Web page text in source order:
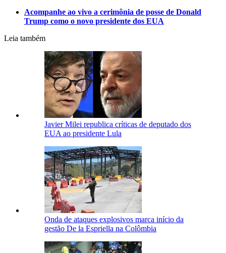
Acompanhe ao vivo a cerimônia de posse de Donald
Trump como o novo presidente dos EUA
Leia também
Javier Milei republica críticas de deputado dos
EUA ao presidente Lula
Onda de ataques explosivos marca início da
gestão De la Espriella na Colômbia